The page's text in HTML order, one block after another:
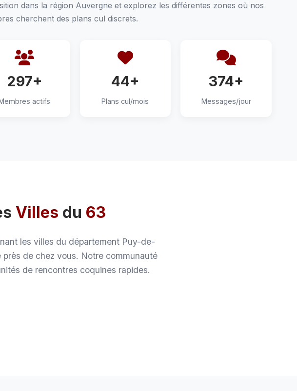
dans la région Auvergne et explorez les différentes zones où nos
cherchent des plans cul discrets.
297+
actifs
44+
Plans cul/mois
374+
Messages/jour
Villes du 63
les villes du département Puy-de-
de chez vous. Notre communauté
de rencontres coquines rapides.